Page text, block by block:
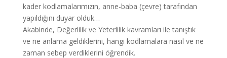
kader kodlamalarımızın, anne-baba (çevre) tarafından
yapıldığını duyar olduk…
Akabinde, Değerlilik ve Yeterlilik kavramları ile tanıştık
ve ne anlama geldiklerini, hangi kodlamalara nasıl ve ne
zaman sebep verdiklerini öğrendik.